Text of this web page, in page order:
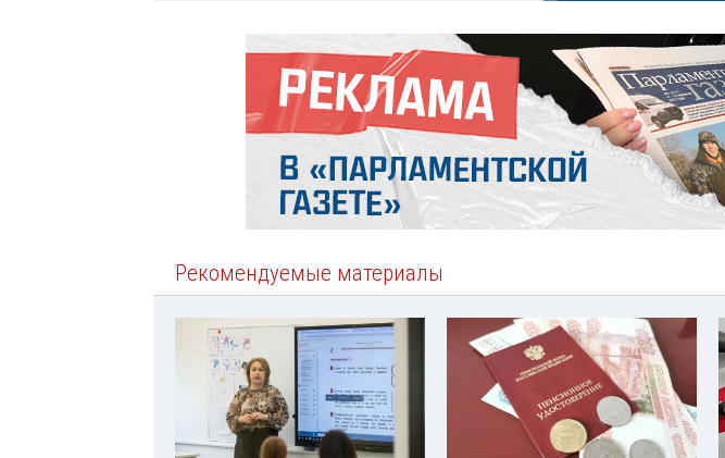
Рекомендуемые материалы